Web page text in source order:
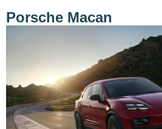
Porsche Macan